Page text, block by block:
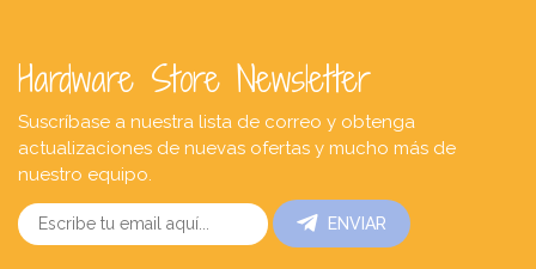
Hardware Store Newsletter
Suscríbase a nuestra lista de correo y obtenga
actualizaciones de nuevas ofertas y mucho más de
nuestro equipo.
ENVIAR